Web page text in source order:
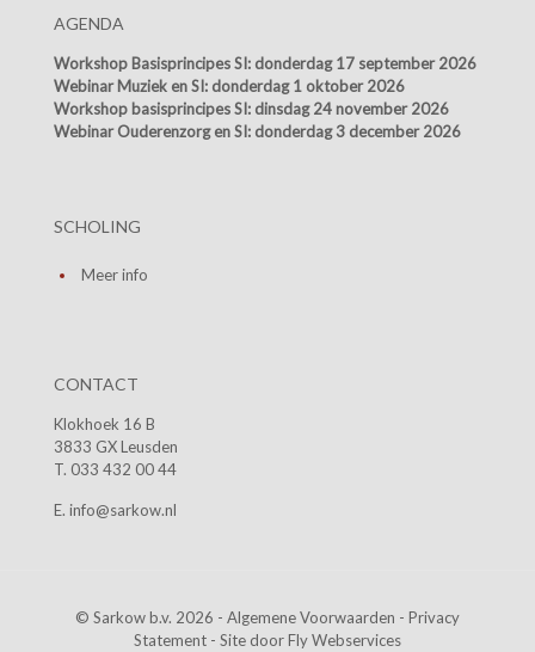
AGENDA
Workshop Basisprincipes SI: donderdag 17 september 2026
Webinar Muziek en SI: donderdag 1 oktober 2026
Workshop basisprincipes SI: dinsdag 24 november 2026
Webinar Ouderenzorg en SI: donderdag 3 december 2026
SCHOLING
Meer info
CONTACT
Klokhoek 16 B
3833 GX Leusden
T. 033 432 00 44
E. info@sarkow.nl
© Sarkow b.v. 2026 - Algemene Voorwaarden - Privacy
Statement - Site doorFly Webservices